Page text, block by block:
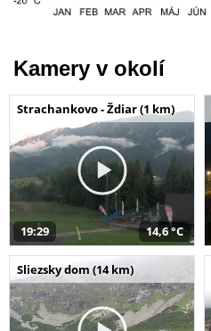
Kamery v okolí
Strachankovo - Ždiar (1 km)
19:29 14,6 °C
Sliezsky dom (14 km)